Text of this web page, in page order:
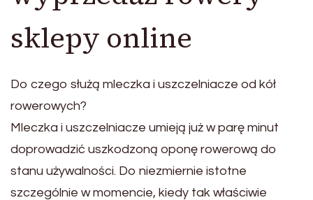
sklepy online
Do czego służą mleczka i uszczelniacze od kół
rowerowych?
Mleczka i uszczelniacze umieją już w parę minut
doprowadzić uszkodzoną oponę rowerową do
stanu używalności. Do niezmiernie istotne
szczególnie w momencie, kiedy tak właściwie